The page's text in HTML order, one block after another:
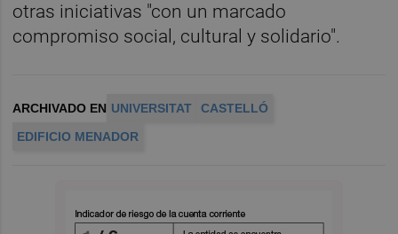
otras iniciativas "con un marcado
compromiso social, cultural y solidario".
ARCHIVADO EN UNIVERSITAT
CASTELLÓ
EDIFICIO MENADOR